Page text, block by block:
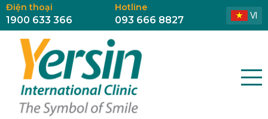
Điện thoại
1900 633 366
Hotline
093 666 8827 VI